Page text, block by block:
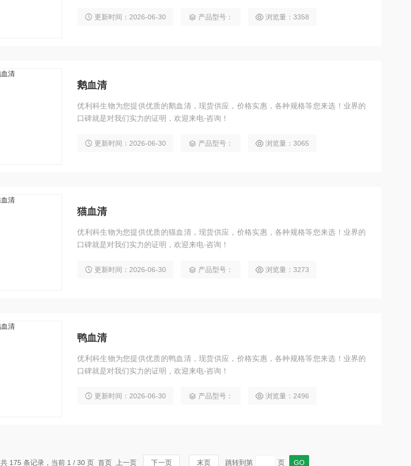
更新时间：2026-06-30 产品型号： 浏览量：3358
鹅血清
优利科生物为您提供优质的鹅血清，现货供应，价格实惠，各种规格等您来选！业界的
口碑就是对我们实力的证明，欢迎来电-咨询！
更新时间：2026-06-30 产品型号： 浏览量：3065
猫血清
优利科生物为您提供优质的猫血清，现货供应，价格实惠，各种规格等您来选！业界的
口碑就是对我们实力的证明，欢迎来电-咨询！
更新时间：2026-06-30 产品型号： 浏览量：3273
鸭血清
优利科生物为您提供优质的鸭血清，现货供应，价格实惠，各种规格等您来选！业界的
口碑就是对我们实力的证明，欢迎来电-咨询！
更新时间：2026-06-30 产品型号： 浏览量：2496
共 175 条记录，当前 1 / 30 页 首页 上一页 下一页 末页 跳转到第 页